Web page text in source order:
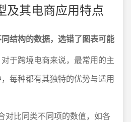
及其电商应用特点
结构的数据，选错了图表可能
对于跨境电商来说，最常用的主
每种都有其独特的优势与适用
对比同类不同项的数值，如各